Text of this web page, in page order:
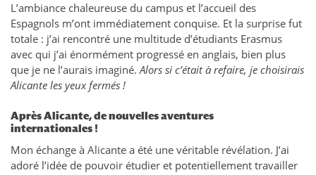
L’ambiance chaleureuse du campus et l’accueil des
Espagnols m’ont immédiatement conquise. Et la surprise fut
totale : j’ai rencontré une multitude d’étudiants Erasmus
avec qui j’ai énormément progressé en anglais, bien plus
que je ne l’aurais imaginé.Alors si c’était à refaire, je choisirais
Alicante les yeux fermés !
Après Alicante, de nouvelles aventures
internationales !
Mon échange à Alicante a été une véritable révélation. J’ai
adoré l’idée de pouvoir étudier et potentiellement travailler